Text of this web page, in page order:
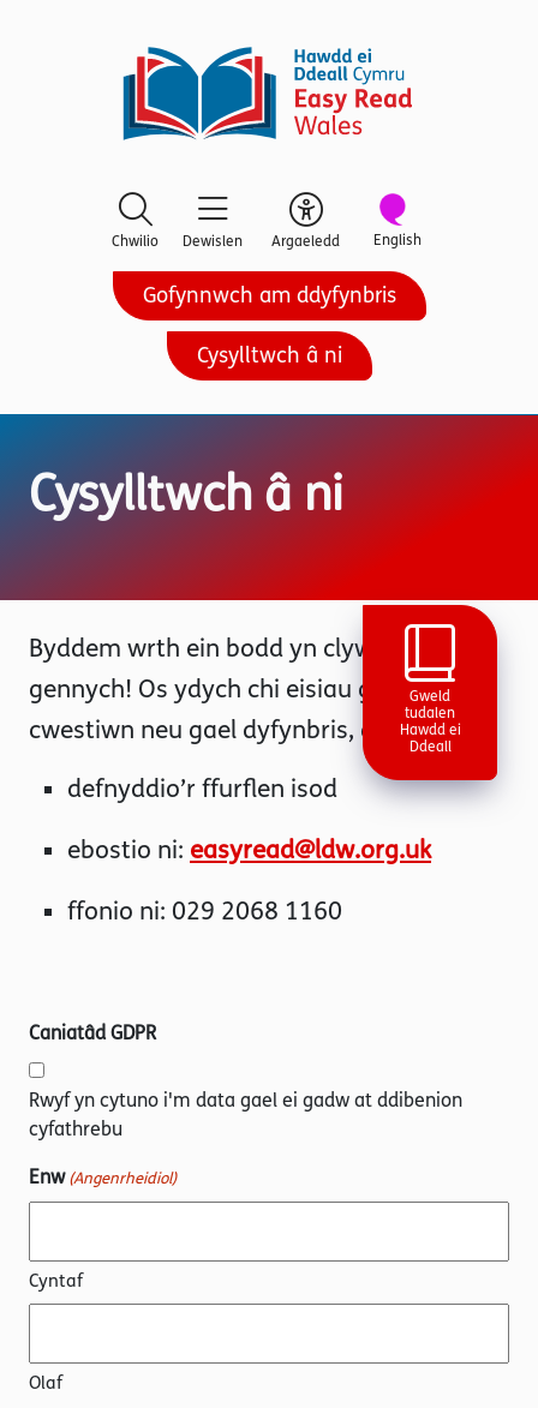
Chwilio Dewislen Argaeledd English
Gofynnwch am ddyfynbris
Cysylltwch â ni
Cysylltwch â ni
Gweld
tudalen
Hawdd ei
Ddeall
Byddem wrth ein bodd yn clywed
gennych! Os ydych chi eisiau gofyn
cwestiwn neu gael dyfynbris, gallwch:
defnyddio’r ffurflen isod
ebostio ni: easyread@ldw.org.uk
ffonio ni: 029 2068 1160
Caniatâd GDPR
Rwyf yn cytuno i'm data gael ei gadw at ddibenion
cyfathrebu
Enw (Angenrheidiol)
Cyntaf
Olaf